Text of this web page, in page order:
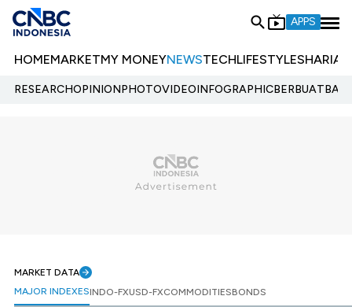
APPS
HOMEMARKETMY MONEYNEWSTECHLIFESTYLESHARIA
RESEARCHOPINIONPHOTOVIDEOINFOGRAPHIC
MARKET DATA
MAJOR INDEXESINDO-FXUSD-FXCOMMODITIESBONDS